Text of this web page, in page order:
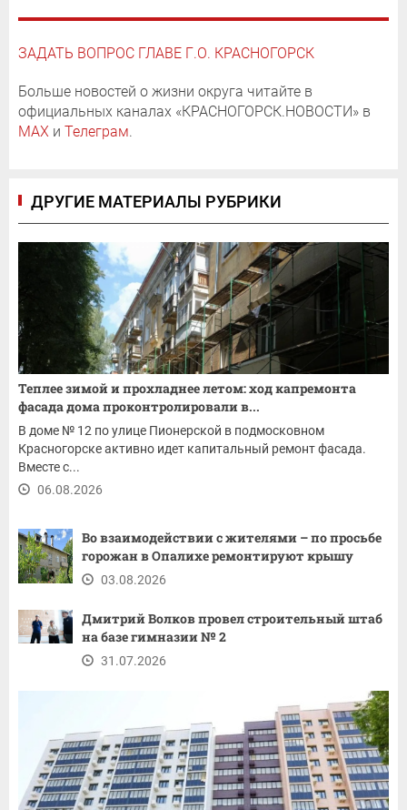
ЗАДАТЬ ВОПРОС ГЛАВЕ Г.О. КРАСНОГОРСК
Больше новостей о жизни округа читайте в
официальных каналах «КРАСНОГОРСК.НОВОСТИ» в
MAX и Телеграм.
ДРУГИЕ МАТЕРИАЛЫ РУБРИКИ
Теплее зимой и прохладнее летом: ход капремонта
фасада дома проконтролировали в...
В доме № 12 по улице Пионерской в подмосковном
Красногорске активно идет капитальный ремонт фасада.
Вместе с...
06.08.2026
Во взаимодействии с жителями – по просьбе
горожан в Опалихе ремонтируют крышу
03.08.2026
Дмитрий Волков провел строительный штаб
на базе гимназии № 2
31.07.2026